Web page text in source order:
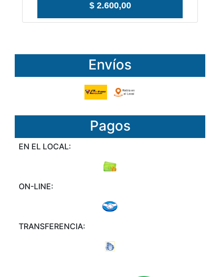
Envíos
Pagos
EN EL LOCAL:
ON-LINE:
TRANSFERENCIA:
$ 2.600,00